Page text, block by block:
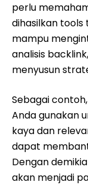
perlu
dihasilkan tools
mampu
analisis
menyusun
Sebagai
Anda gunakan
kaya dan
dapat
Dengan
akan menjadi